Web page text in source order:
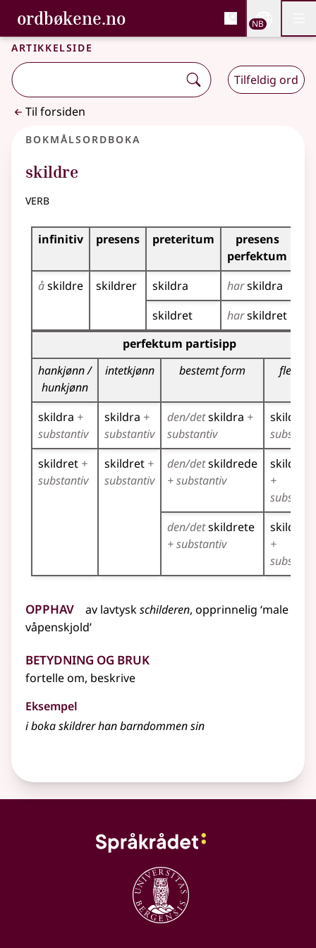
Gå til hovedinnhold
Tilgjengelighet
ordbøkene.no, Bokmålsordboka og
Bokmålsordboka og Nynorskordboka
NB
Artikkelside
Tilfeldig ord
Til forsiden
Bokmålsordboka
skildre
verb
Bøyingstabell for dette verbet
infinitiv presens preteritum
presens
perfektum
åskildre skildrer skildra harskildra
skildret
harskildret
Bøyingstabell for dette verbet (partisippformer)
perfektum partisipp
hankjønn /
hunkjønn
intetkjønn bestemt form flertall
skildra +
substantiv
skildra +
substantiv
den/detskildra +
substantiv
skildra
skildret +
substantiv
skildret +
substantiv
den/detskildrede
+ substantiv
+
den/detskildrete
+ substantiv
skildrete
+
Opphav av lavtyskschilderen, opprinnelig ‘male
våpenskjold’
Betydning og bruk
fortelle om, beskrive
Eksempel
i bokaskildrerhan barndommen sin